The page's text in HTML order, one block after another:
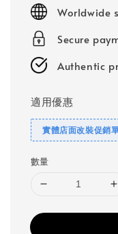
Worldwide
Secure
Authentic
適用優惠
實體店面改裝促銷
數量